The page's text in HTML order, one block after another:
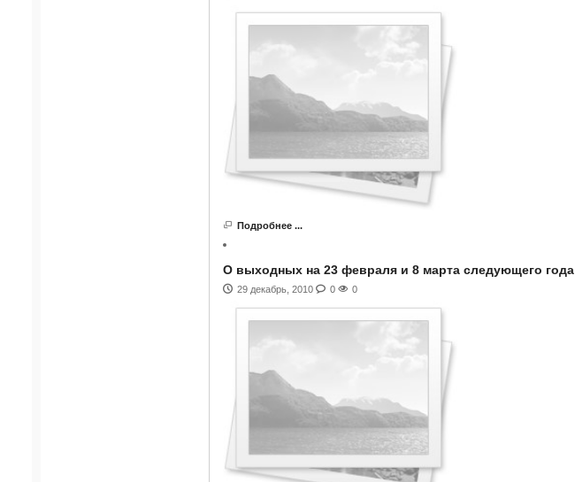
Подробнее ...
О выходных на 23 февраля и 8 марта следующего года
29 декабрь, 2010 0 0